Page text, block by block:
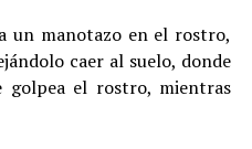
un manotazo en el rostro,
caer al suelo, donde
golpea el rostro, mientras